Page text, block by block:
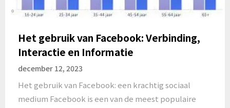
Het gebruik van Facebook: Verbinding,
Interactie en Informatie
december 12, 2023
Het gebruik van Facebook: een krachtig sociaal
medium Facebook is een van de meest populaire